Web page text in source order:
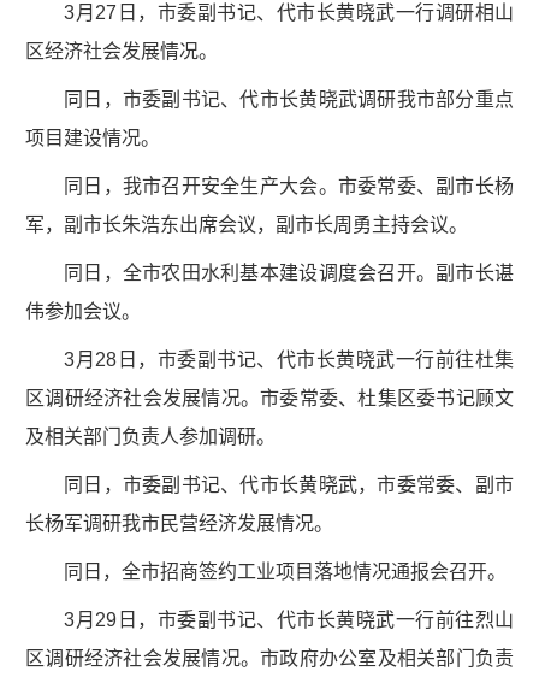
3月27日，市委副书记、代市长黄晓武一行调研相山
区经济社会发展情况。
同日，市委副书记、代市长黄晓武调研我市部分重点
项目建设情况。
同日，我市召开安全生产大会。市委常委、副市长杨
军，副市长朱浩东出席会议，副市长周勇主持会议。
同日，全市农田水利基本建设调度会召开。副市长谌
伟参加会议。
3月28日，市委副书记、代市长黄晓武一行前往杜集
区调研经济社会发展情况。市委常委、杜集区委书记顾文
及相关部门负责人参加调研。
同日，市委副书记、代市长黄晓武，市委常委、副市
长杨军调研我市民营经济发展情况。
同日，全市招商签约工业项目落地情况通报会召开。
3月29日，市委副书记、代市长黄晓武一行前往烈山
区调研经济社会发展情况。市政府办公室及相关部门负责